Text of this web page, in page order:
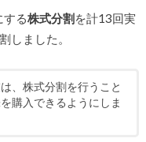
る株式分割を計13回実
しました。
、株式分割を行うこと
購入できるようにしま